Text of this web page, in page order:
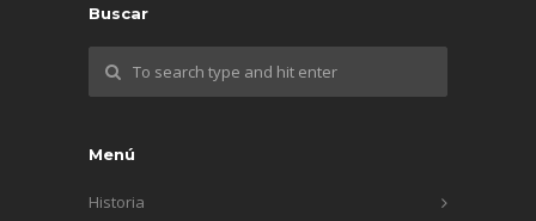
Buscar
Menú
Historia